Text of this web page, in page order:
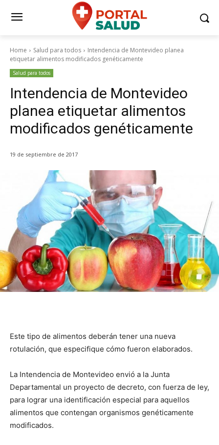
Home Salud para todos
Intendencia de Montevideo planea
etiquetar alimentos modificados genéticamente
Salud para todos
Intendencia de Montevideo
planea etiquetar alimentos
modificados genéticamente
19 de septiembre de 2017
Este tipo de alimentos deberán tener una nueva
rotulación, que especifique cómo fueron elaborados.
La Intendencia de Montevideo envió a la Junta
Departamental un proyecto de decreto, con fuerza de ley,
para lograr una identificación especial para aquellos
alimentos que contengan organismos genéticamente
modificados.